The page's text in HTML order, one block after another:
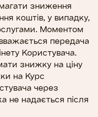
зниження
коштів, у випадку,
Моментом
передача
Користувача.
знижку на ціну
на Курс
через
не надається після